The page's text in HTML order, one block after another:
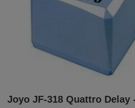
Joyo JF-318 Quattro